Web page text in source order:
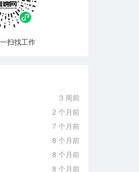
扫找工作
3 周前
2 个月前
7 个月前
8 个月前
8 个月前
8 个月前